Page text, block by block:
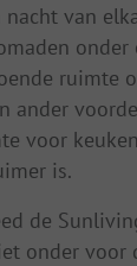
van
onder
ruimte
ander
voor
is.
de
onder voor